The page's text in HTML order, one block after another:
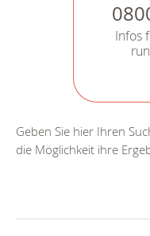
Infos
Geben Sie hier Ihren
die Möglichkeit ihre